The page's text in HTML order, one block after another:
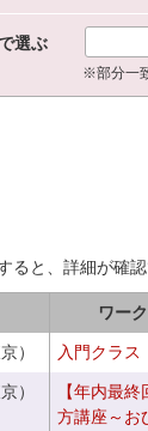
選ぶ
※部分一
ると、詳細が確
ワー
） 入門クラス
）
【年内最
方講座～お